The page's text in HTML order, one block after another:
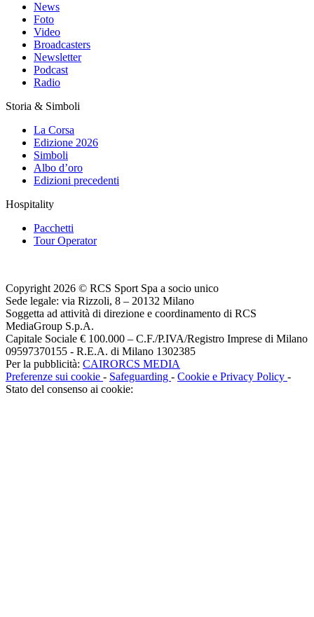
News
Foto
Video
Broadcasters
Newsletter
Podcast
Radio
Storia & Simboli
La Corsa
Edizione 2026
Simboli
Albo d’oro
Edizioni precedenti
Hospitality
Pacchetti
Tour Operator
Copyright 2026 © RCS Sport Spa a socio unico
Sede legale: via Rizzoli, 8 – 20132 Milano
Soggetta ad attività di direzione e coordinamento di RCS
MediaGroup S.p.A.
Capitale Sociale € 100.000 – C.F./P.IVA/Registro Imprese di Milano
09597370155 - R.E.A. di Milano 1302385
Per la pubblicità: CAIRORCS MEDIA
Preferenze sui cookie - Safeguarding - Cookie e Privacy Policy -
Stato del consenso ai cookie: